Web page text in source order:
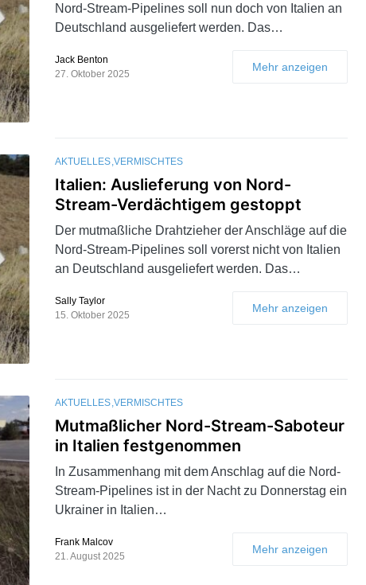
Nord-Stream-Pipelines soll nun doch von Italien an
Deutschland ausgeliefert werden. Das…
Jack Benton
27. Oktober 2025
Mehr anzeigen
AKTUELLES VERMISCHTES
Italien: Auslieferung von Nord-
Stream-Verdächtigem gestoppt
Der mutmaßliche Drahtzieher der Anschläge auf die
Nord-Stream-Pipelines soll vorerst nicht von Italien
an Deutschland ausgeliefert werden. Das…
Sally Taylor
15. Oktober 2025
Mehr anzeigen
AKTUELLES VERMISCHTES
Mutmaßlicher Nord-Stream-Saboteur
in Italien festgenommen
In Zusammenhang mit dem Anschlag auf die Nord-
Stream-Pipelines ist in der Nacht zu Donnerstag ein
Ukrainer in Italien…
Frank Malcov
21. August 2025
Mehr anzeigen